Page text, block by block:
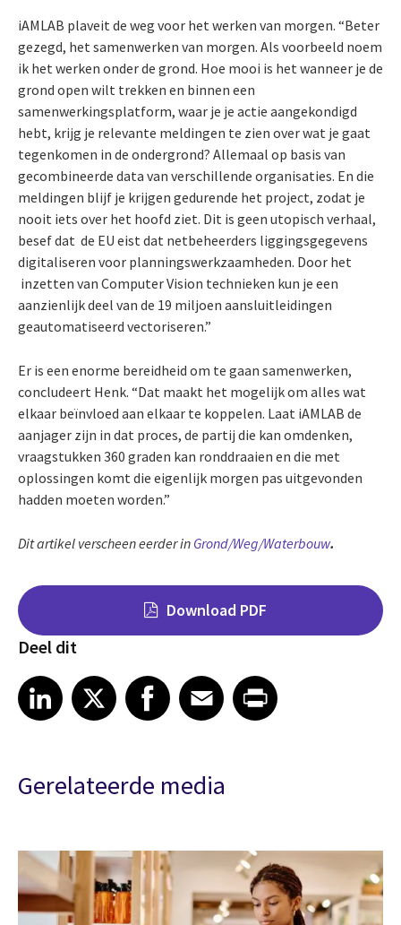
iAMLAB plaveit de weg voor het werken van morgen. “Beter
gezegd, het samenwerken van morgen. Als voorbeeld noem
ik het werken onder de grond. Hoe mooi is het wanneer je de
grond open wilt trekken en binnen een
samenwerkingsplatform, waar je je actie aangekondigd
hebt, krijg je relevante meldingen te zien over wat je gaat
tegenkomen in de ondergrond? Allemaal op basis van
gecombineerde data van verschillende organisaties. En die
meldingen blijf je krijgen gedurende het project, zodat je
nooit iets over het hoofd ziet. Dit is geen utopisch verhaal,
besef dat de EU eist dat netbeheerders liggingsgegevens
digitaliseren voor planningswerkzaamheden. Door het
inzetten van Computer Vision technieken kun je een
aanzienlijk deel van de 19 miljoen aansluitleidingen
geautomatiseerd vectoriseren.”
Er is een enorme bereidheid om te gaan samenwerken,
concludeert Henk. “Dat maakt het mogelijk om alles wat
elkaar beïnvloed aan elkaar te koppelen. Laat iAMLAB de
aanjager zijn in dat proces, de partij die kan omdenken,
vraagstukken 360 graden kan ronddraaien en die met
oplossingen komt die eigenlijk morgen pas uitgevonden
hadden moeten worden.”
Dit artikel verscheen eerder in Grond/Weg/Waterbouw.
Download PDF
Deel dit
Share on LinkedIn
LinkedIn
Share on X Share on Facebook
Facebook
Share on EmailEmailShare on Print
Gerelateerde media